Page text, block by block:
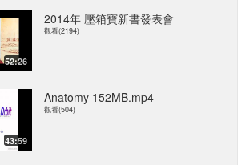
52:26
2014年 壓箱寶新書發表會
觀看(2194)
43:59
Anatomy 152MB.mp4
觀看(504)